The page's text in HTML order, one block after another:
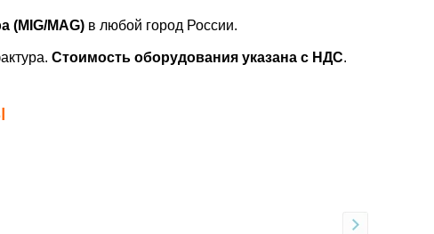
(MIG/MAG) в любой город России.
Стоимость оборудования указана с НДС.